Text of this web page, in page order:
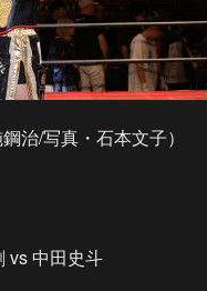
鋼治/写真・石本文子）
vs 中田史斗